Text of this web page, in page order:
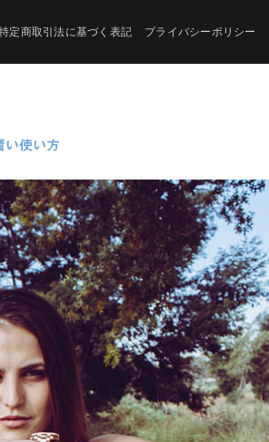
定商取引法に基づく表記 プライバシーポリシー
い使い方